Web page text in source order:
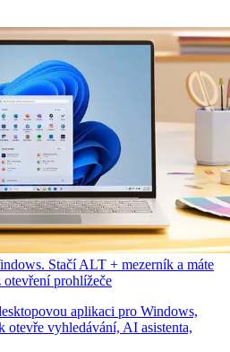
Stačí ALT + mezerník a máte
prohlížeče
aplikaci pro Windows,
otevře vyhledávání, AI asistenta,